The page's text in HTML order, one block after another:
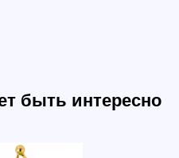
быть интересно